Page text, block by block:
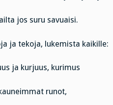
jos suru savuaisi.
ja tekoja, lukemista kaikille:
ja kurjuus, kurimus
runot,